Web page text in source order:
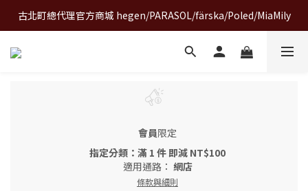
A World of Wonder 奇想世界特展｜套票熱賣中
古北町總代理官方商城 hegen/PARASOL/färska/Poled/MiaMily
A World of Wonder 奇想世界特展｜套票熱賣中
會員限定
指定分類：滿 1 件 即減 NT$100
適用通路： 網店
條款與細則